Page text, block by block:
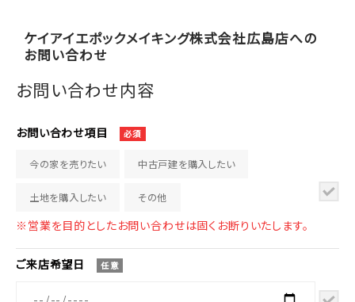
ケイアイエポックメイキング株式会社広島店への
お問い合わせ
お問い合わせ内容
お問い合わせ項目 必須
今の家を売りたい 中古戸建を購入したい
土地を購入したい その他
※営業を目的としたお問い合わせは固くお断りいたします。
ご来店希望日 任意